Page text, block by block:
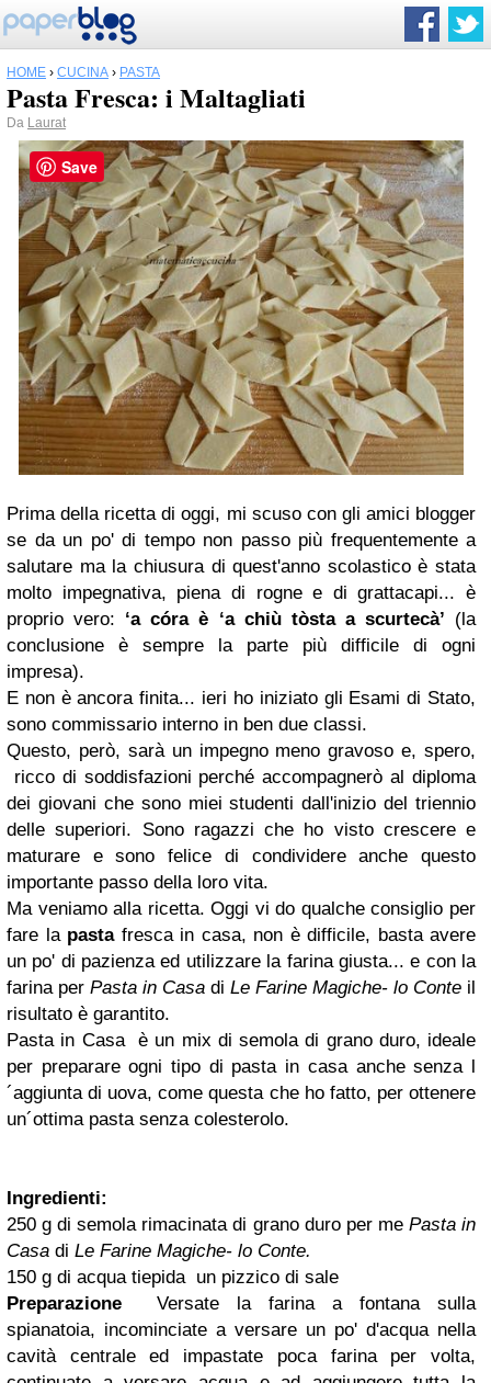
HOME › CUCINA › PASTA
Pasta Fresca: i Maltagliati
Da Laurat
Prima della ricetta di oggi, mi scuso con gli amici blogger
se da un po' di tempo non passo più frequentemente a
salutare ma la chiusura di quest'anno scolastico è stata
molto impegnativa, piena di rogne e di grattacapi... è
proprio vero: ‘a córa è ‘a chiù tòsta a scurtecà’ (la
conclusione è sempre la parte più difficile di ogni
impresa).
E non è ancora finita... ieri ho iniziato gli Esami di Stato,
sono commissario interno in ben due classi.
Questo, però, sarà un impegno meno gravoso e, spero,
ricco di soddisfazioni perché accompagnerò al diploma
dei giovani che sono miei studenti dall'inizio del triennio
delle superiori. Sono ragazzi che ho visto crescere e
maturare e sono felice di condividere anche questo
importante passo della loro vita.
Ma veniamo alla ricetta. Oggi vi do qualche consiglio per
fare la pastafresca in casa, non è difficile, basta avere
un po' di pazienza ed utilizzare la farina giusta... e con la
farina per Pasta in Casa di Le Farine Magiche- lo Conte il
risultato è garantito.
Pasta in Casa
è un mix di semola di grano duro, ideale
per preparare ogni tipo di pasta in casa anche senza l
´aggiunta di uova, come questa che ho fatto, per ottenere
un´ottima pasta senza colesterolo.
Ingredienti:
250 g di semola rimacinata di grano duro per me Pasta in
Casa di Le Farine Magiche- lo Conte.
150 g di acqua tiepida un pizzico di sale
Preparazione
Versate la farina a fontana sulla
spianatoia, incominciate a versare un po' d'acqua nella
cavità centrale ed impastate poca farina per volta,
Save